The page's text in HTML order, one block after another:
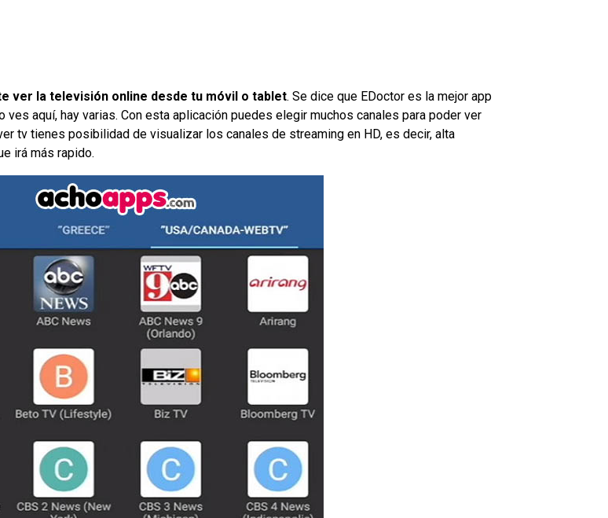
ver la televisión online desde tu móvil o tablet. Se dice que EDoctor es la mejor app
aquí, hay varias. Con esta aplicación puedes elegir muchos canales para poder ver
tv tienes posibilidad de visualizar los canales de streaming en HD, es decir, alta
irá más rapido.